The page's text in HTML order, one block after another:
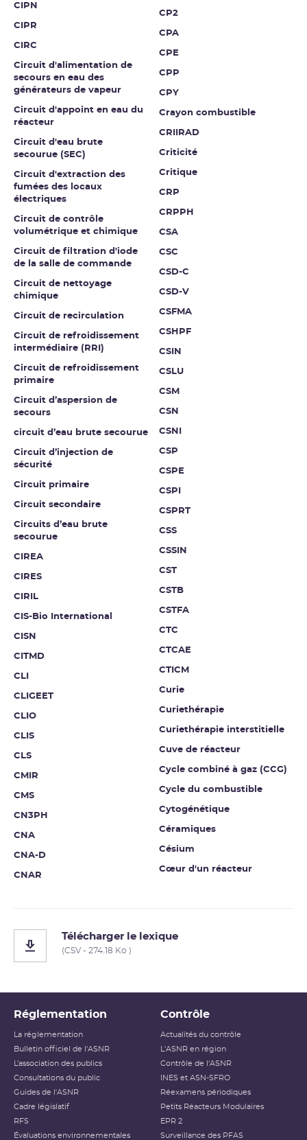
CIPN
CIPR
CIRC
Circuit d'alimentation de
secours en eau des
générateurs de vapeur
Circuit d'appoint en eau du
réacteur
Circuit d'eau brute
secourue (SEC)
Circuit d'extraction des
fumées des locaux
électriques
Circuit de contrôle
volumétrique et chimique
Circuit de filtration d'iode
de la salle de commande
Circuit de nettoyage
chimique
Circuit de recirculation
Circuit de refroidissement
intermédiaire (RRI)
Circuit de refroidissement
primaire
Circuit d’aspersion de
secours
circuit d’eau brute secourue
Circuit d’injection de
sécurité
Circuit primaire
Circuit secondaire
Circuits d’eau brute
secourue
CIREA
CIRES
CIRIL
CIS-Bio International
CISN
CITMD
CLI
CLIGEET
CLIO
CLIS
CLS
CMIR
CMS
CN3PH
CNA
CNA-D
CNAR
CP2
CPA
CPE
CPP
CPY
Crayon combustible
CRIIRAD
Criticité
Critique
CRP
CRPPH
CSA
CSC
CSD-C
CSD-V
CSFMA
CSHPF
CSIN
CSLU
CSM
CSN
CSNI
CSP
CSPE
CSPI
CSPRT
CSS
CSSIN
CST
CSTB
CSTFA
CTC
CTCAE
CTICM
Curie
Curiethérapie
Curiethérapie interstitielle
Cuve de réacteur
Cycle combiné à gaz (CCG)
Cycle du combustible
Cytogénétique
Céramiques
Césium
Cœur d'un réacteur
Télécharger le lexique
(CSV - 274.18 Ko )
Réglementation
La réglementation
Bulletin officiel de l'ASNR
L’association des publics
Consultations du public
Guides de l'ASNR
Cadre législatif
RFS
Évaluations environnementales
Contrôle
Actualités du contrôle
L'ASNR en région
Contrôle de l'ASNR
INES et ASN-SFRO
Réexamens périodiques
Petits Réacteurs Modulaires
EPR 2
Surveillance des PFAS